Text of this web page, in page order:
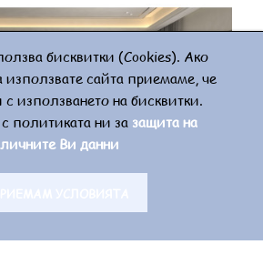
бисквитки (Cookies). Ако
сайта приемаме, че
с използването на бисквитки.
политиката ни за защита на
личните Ви данни